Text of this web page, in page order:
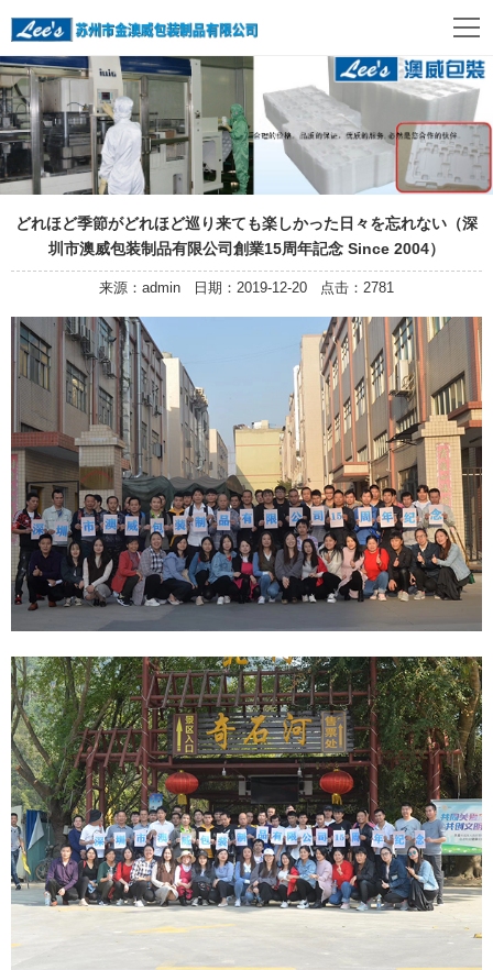
どれほど季節がどれほど巡り来ても楽しかった日々を忘れない（深
圳市澳威包装制品有限公司創業15周年記念 Since 2004）
来源：admin 日期：2019-12-20 点击：2781